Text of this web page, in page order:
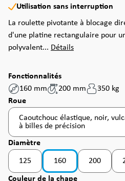
Utilisation sans interruption
La roulette pivotante à blocage
d'une platine rectangulaire pour
polyvalent... Détails
Fonctionnalités
160 mm
200 mm
350 kg
Sélectionnez
Roue
Caoutchouc élastique, noir,
à billes de précision
Sélectionnez
Diamètre
125 160 200
(Cette
Sélectionnez
Couleur de la chape